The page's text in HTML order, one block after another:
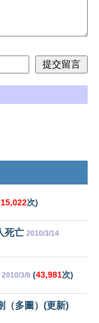
15,022次)
死亡 2010/3/14
2010/3/9 (43,981次)
（多圖）(更新)